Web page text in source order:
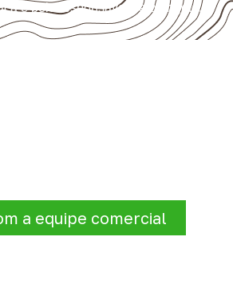
e pelo responsável pelo projeto.
a equipe comercial